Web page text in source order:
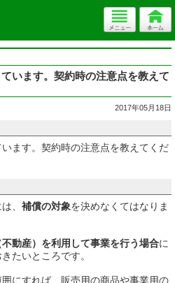
います。契約時の注意点を教えて
2017年05月18日
ます。契約時の注意点を教えてくだ
、 補償の対象を決めなくてはなりま
動産）を利用して事業を行う場合に
たいところです。
にすれば、販売用の商品や事業用の